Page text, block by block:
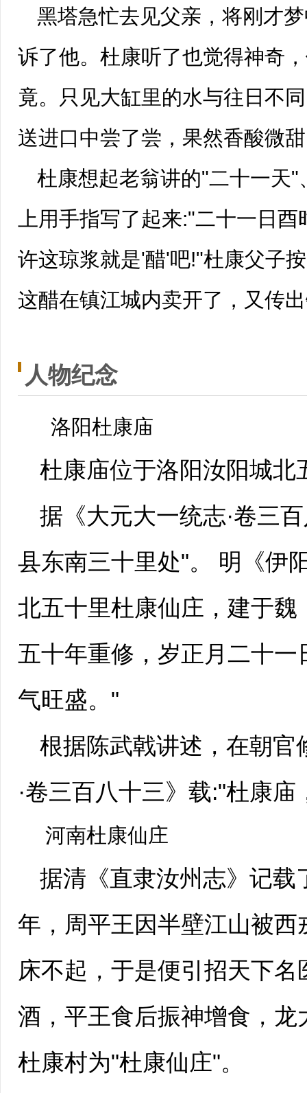
黑塔急忙去见父亲，将刚才
诉了他。杜康听了也觉得神奇
竟。只见大缸里的水与往日不
送进口中尝了尝，果然香酸微
杜康想起老翁讲的"二十一天
上用手指写了起来:"二十一日
许这琼浆就是'醋'吧!"杜康父子
这醋在镇江城内卖开了，又传
人物纪念
洛阳杜康庙
杜康庙位于洛阳汝阳城北
据《大元大一统志·卷三
县东南三十里处"。 明《伊
北五十里杜康仙庄，建于
五十年重修，岁正月二十
气旺盛。"
根据陈武戟讲述，在朝官
·卷三百八十三》载:"杜康
河南杜康仙庄
据清《直隶汝州志》记
年，周平王因半壁江山被
床不起，于是便引招天下
酒，平王食后振神增食，
杜康村为"杜康仙庄"。